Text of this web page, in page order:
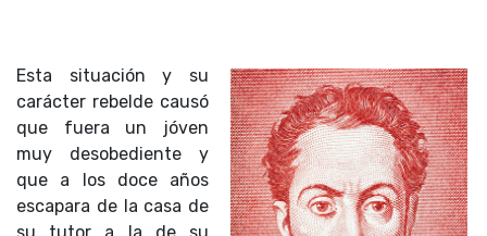
Esta situación y su
carácter rebelde causó
que fuera un jóven
muy desobediente y
que a los doce años
escapara de la casa de